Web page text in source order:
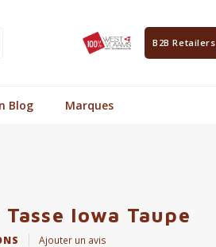
B2B Retailers
Blog Marques
Iowa Taupe
Ajouter un avis